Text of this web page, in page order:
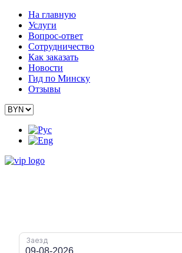
На главную
Услуги
Вопрос-ответ
Сотрудничество
Как заказать
Новости
Гид по Минску
Отзывы